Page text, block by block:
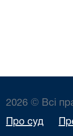
2026 © Всі
Про суд